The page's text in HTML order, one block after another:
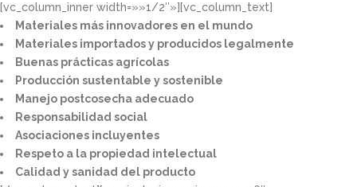
[vc_column_inner width=»»1/2″»][vc_column_text]
Materiales más innovadores en el mundo​
Materiales importados y producidos legalmente​
Buenas prácticas agrícolas​
Producción sustentable y sostenible​
Manejo postcosecha adecuado​
Responsabilidad social​
Asociaciones incluyentes​
Respeto a la propiedad intelectual​​
Calidad y sanidad del producto​